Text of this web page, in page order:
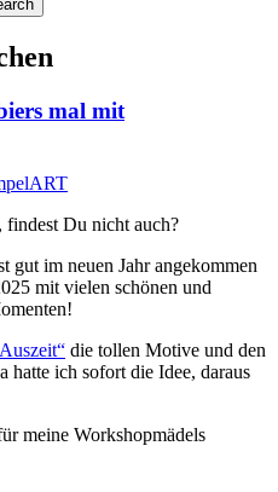
mal mit
Du nicht auch?
gut im neuen Jahr angekommen
mit vielen schönen und
die tollen Motive und den
hatte ich sofort die Idee, daraus
meine Workshopmädels